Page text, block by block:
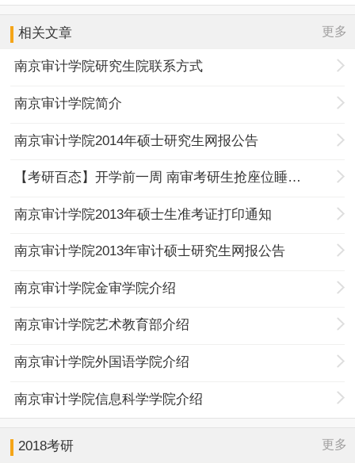
相关文章 更多
南京审计学院研究生院联系方式
南京审计学院简介
南京审计学院2014年硕士研究生网报公告
【考研百态】开学前一周 南审考研生抢座位睡走廊
南京审计学院2013年硕士生准考证打印通知
南京审计学院2013年审计硕士研究生网报公告
南京审计学院金审学院介绍
南京审计学院艺术教育部介绍
南京审计学院外国语学院介绍
南京审计学院信息科学学院介绍
2018考研 更多